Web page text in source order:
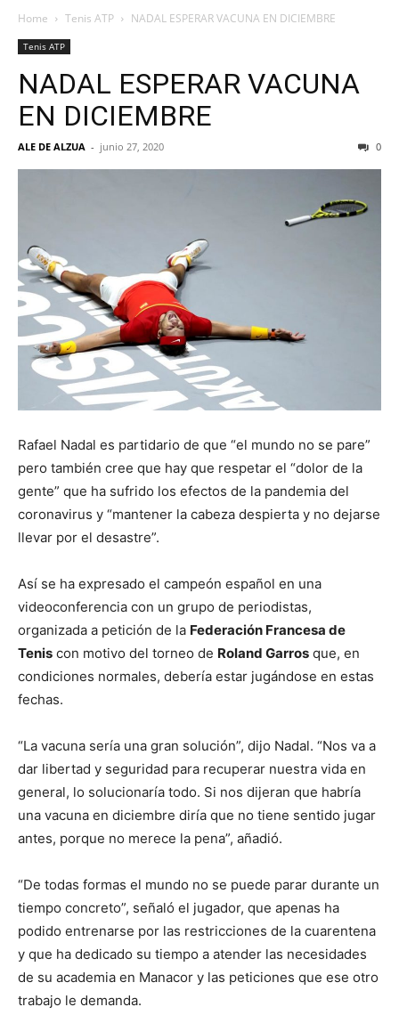
Home Tenis ATP NADAL ESPERAR VACUNA EN DICIEMBRE
Tenis ATP
NADAL ESPERAR VACUNA
EN DICIEMBRE
ALE DE ALZUA - junio 27, 2020 0
Rafael Nadal es partidario de que “el mundo no se pare”
pero también cree que hay que respetar el “dolor de la
gente” que ha sufrido los efectos de la pandemia del
coronavirus y “mantener la cabeza despierta y no dejarse
llevar por el desastre”.
Así se ha expresado el campeón español en una
videoconferencia con un grupo de periodistas,
organizada a petición de la Federación Francesa de
Tenis con motivo del torneo de Roland Garros que, en
condiciones normales, debería estar jugándose en estas
fechas.
“La vacuna sería una gran solución”, dijo Nadal. “Nos va a
dar libertad y seguridad para recuperar nuestra vida en
general, lo solucionaría todo. Si nos dijeran que habría
una vacuna en diciembre diría que no tiene sentido jugar
antes, porque no merece la pena”, añadió.
“De todas formas el mundo no se puede parar durante un
tiempo concreto”, señaló el jugador, que apenas ha
podido entrenarse por las restricciones de la cuarentena
y que ha dedicado su tiempo a atender las necesidades
de su academia en Manacor y las peticiones que ese otro
trabajo le demanda.